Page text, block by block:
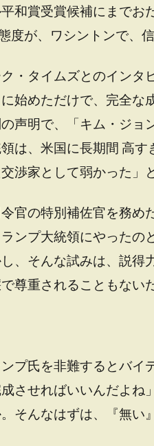
和賞受賞候補にまでお
度が、ワシントンで、
・タイムズとのインタ
始めただけで、完全な
声明で、「キム・ジョ
は、米国に長期間 高
渉家として弱かった」
官の特別補佐官を務め
ンプ大統領にやったの
、そんな試みは、説得
尊重されることもない
プ氏を非難するとバイ
させればいいんだよね
そんなはずは、『無い